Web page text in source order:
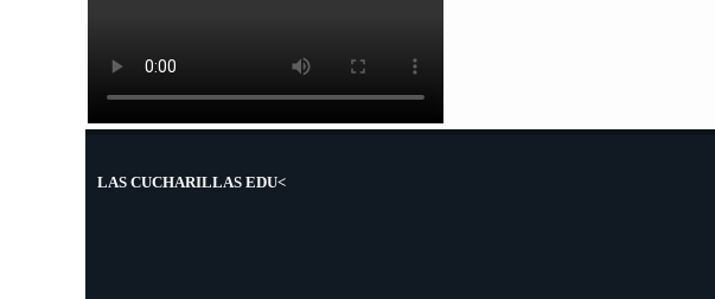
LAS CUCHARILLAS EDU<